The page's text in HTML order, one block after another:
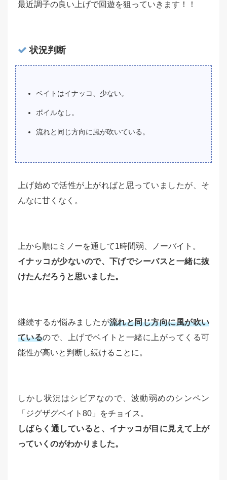
最近調子の良い上げで回遊を狙っていきます！！
状況判断
ベイトはイナッコ、少ない。
ボイルなし。
流れと同じ方向に風が吹いている。
上げ始めで活性が上がればと思っていましたが、そ
んなに甘くなく。
上から順にミノーを通して1時間弱、ノーバイト。
イナッコが少ないので、下げでシーバスと一緒に抜
けたんだろうと思いました。
継続するか悩みましたが流れと同じ方向に風が吹い
ているので、上げでベイトと一緒に上がってくる可
能性が高いと判断し続けることに。
しかし状況はシビアなので、波動弱めのシンペン
「ジグザグベイト80」をチョイス。
しばらく通していると、イナッコが目に見えて上が
っていくのがわかりました。